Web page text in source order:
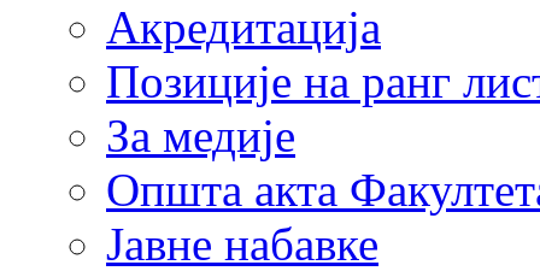
Акредитација
Позиције на ранг
За медије
Општа акта
Јавне набавке